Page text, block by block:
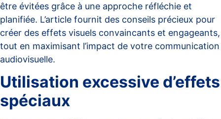
être évitées grâce à une approche réfléchie et
planifiée. L’article fournit des conseils précieux pour
créer des effets visuels convaincants et engageants,
tout en maximisant l’impact de votre communication
audiovisuelle.
Utilisation excessive d’effets
spéciaux